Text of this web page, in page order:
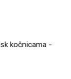
kočnicama -